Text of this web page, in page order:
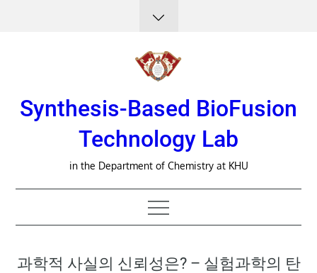
Synthesis-Based BioFusion
Technology Lab
in the Department of Chemistry at KHU
과학적 사실의 신뢰성은? – 실험과학의 탄